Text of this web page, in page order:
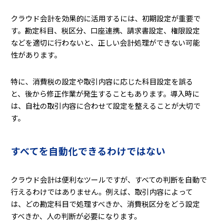
クラウド会計を効果的に活用するには、初期設定が重要で
す。勘定科目、税区分、口座連携、請求書設定、権限設定
などを適切に行わないと、正しい会計処理ができない可能
性があります。
特に、消費税の設定や取引内容に応じた科目設定を誤る
と、後から修正作業が発生することもあります。導入時に
は、自社の取引内容に合わせて設定を整えることが大切で
す。
すべてを自動化できるわけではない
クラウド会計は便利なツールですが、すべての判断を自動で
行えるわけではありません。例えば、取引内容によって
は、どの勘定科目で処理すべきか、消費税区分をどう設定
すべきか、人の判断が必要になります。